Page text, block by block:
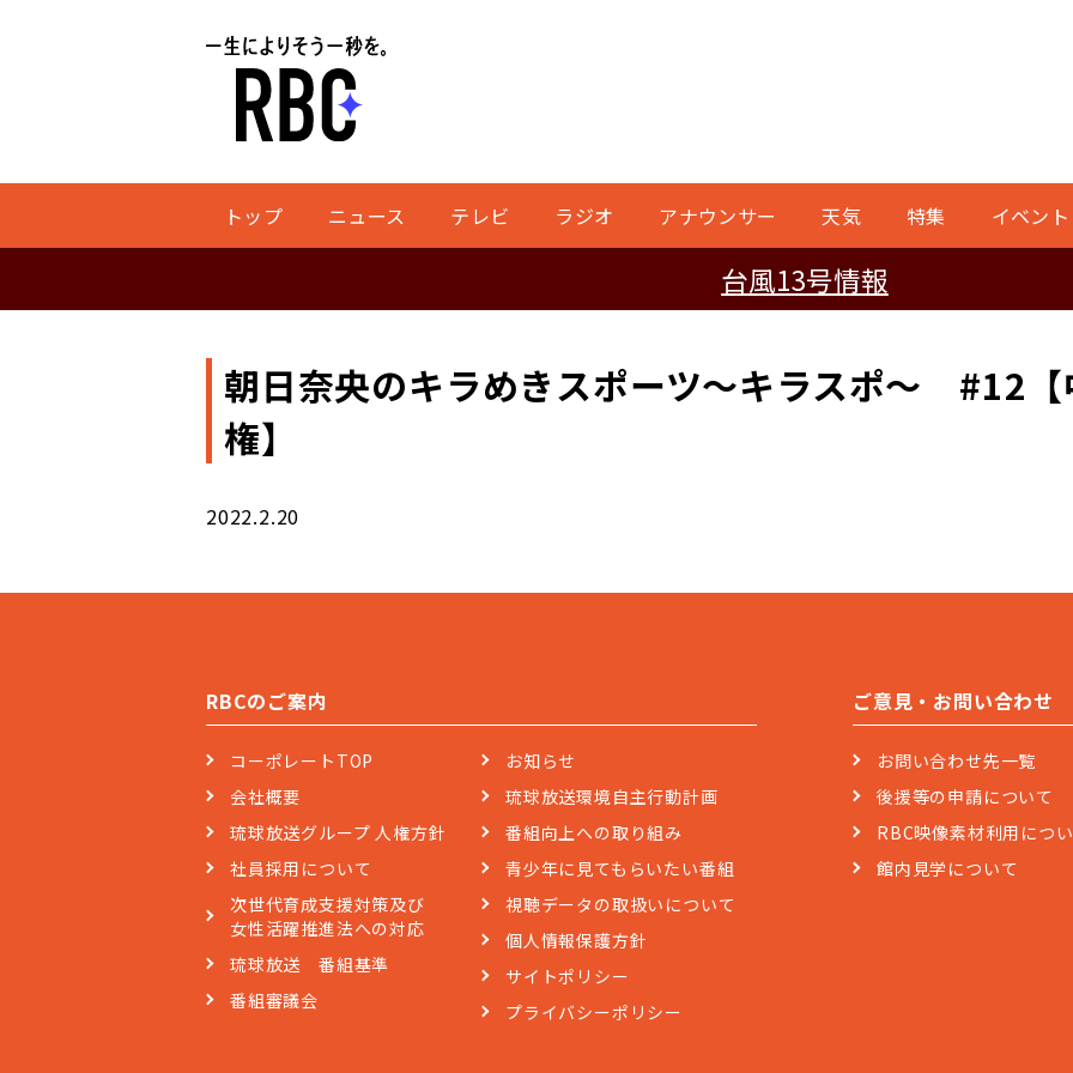
トップ ニュース テレビ ラジオ アナウンサー 天気 特集 イベント
台風13号情報
朝日奈央のキラめきスポーツ〜キラスポ〜 #12【
権】
2022.2.20
RBCのご案内
コーポレートTOP
会社概要
琉球放送グループ 人権方針
社員採用について
次世代育成支援対策及び
女性活躍推進法への対応
琉球放送 番組基準
番組審議会
お知らせ
琉球放送環境自主行動計画
番組向上への取り組み
青少年に見てもらいたい番組
視聴データの取扱いについて
個人情報保護方針
サイトポリシー
プライバシーポリシー
ご意見・お問い合わせ
お問い合わせ先一覧
後援等の申請について
RBC映像素材利用につ
館内見学について